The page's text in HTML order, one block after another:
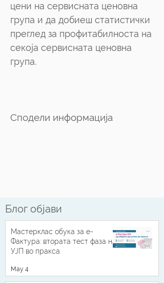
цени на сервисната ценовна
група и да добиеш статистички
преглед за профитабилноста на
секоја сервисната ценовна
група.
Сподели информација
Блог објави
Мастерклас обука за е-
Фактура: втората тест фаза на
УЈП во пракса
May 4